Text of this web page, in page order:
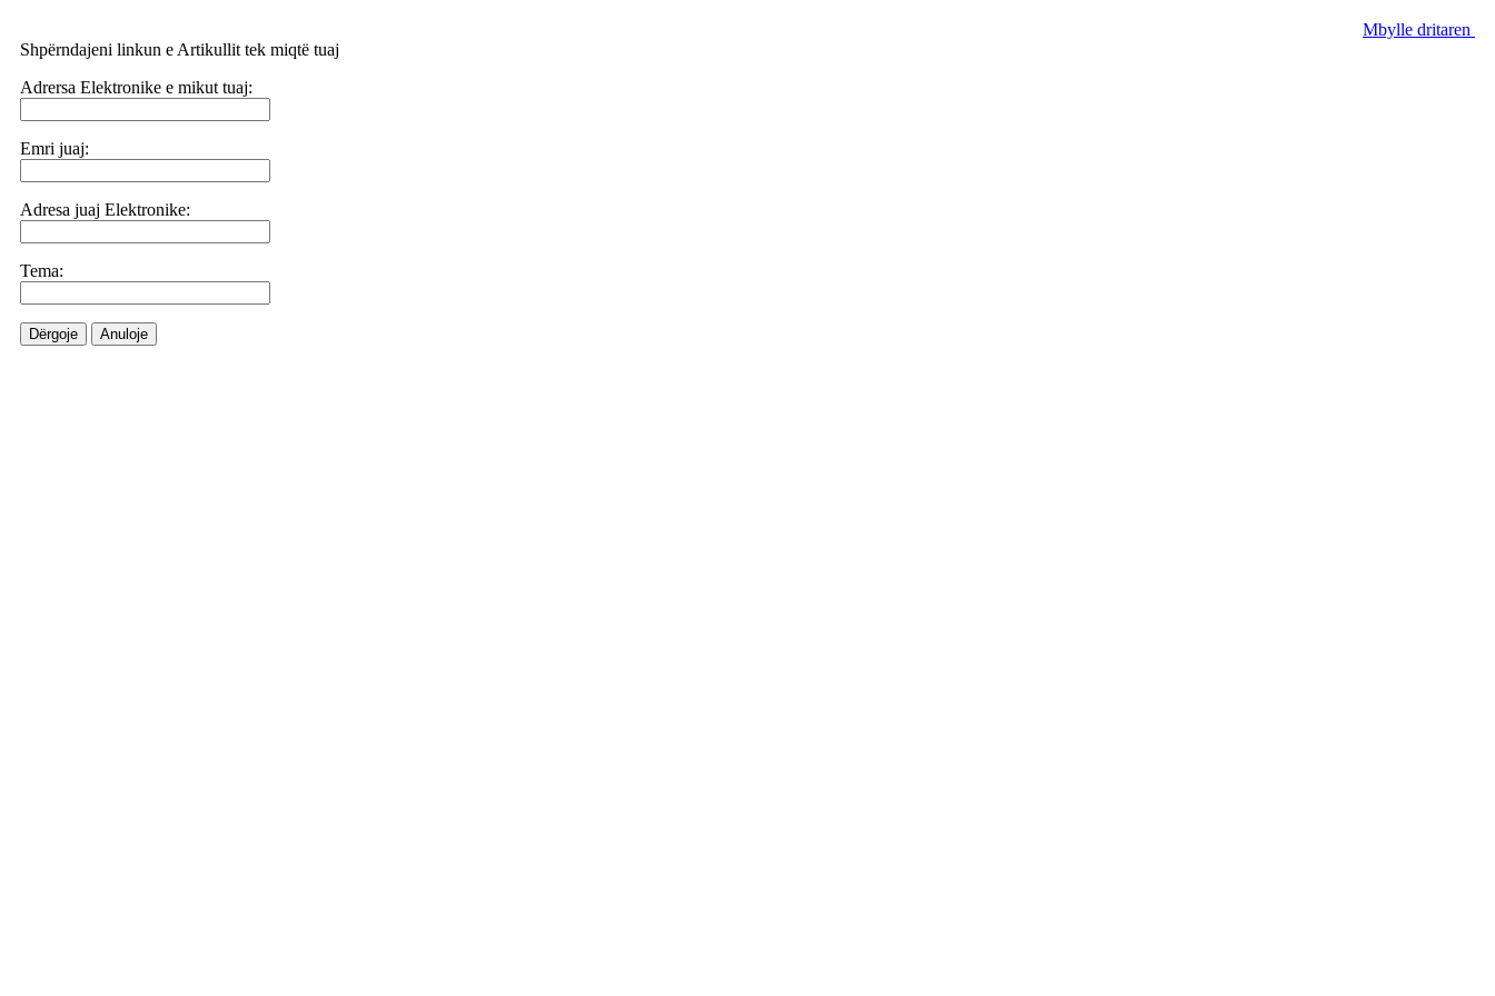
Mbylle dritaren
Shpërndajeni linkun e Artikullit tek miqtë tuaj
Adrersa Elektronike e mikut tuaj:
Emri juaj:
Adresa juaj Elektronike:
Tema:
Dërgoje Anuloje